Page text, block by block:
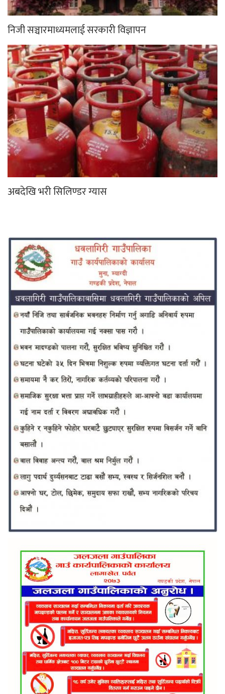
निजी सञ्चारमाध्यमलाई सरकारी विज्ञापन
अबदेखि भरी सिलिण्डर ग्यास